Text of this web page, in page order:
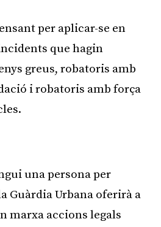
per aplicar-se en
que hagin
greus, robatoris amb
i robatoris amb força
una persona per
Guàrdia Urbana oferirà a
marxa accions legals